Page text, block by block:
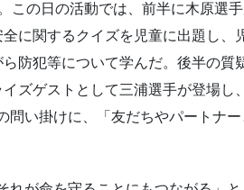
この日の活動では、前半に木原選
全に関するクイズを児童に出題し、
ら防犯等について学んだ。後半の質
イズゲストとして三浦選手が登場し
問い掛けに、「友だちやパートナ